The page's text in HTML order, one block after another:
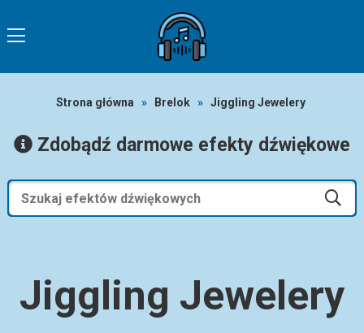
Strona główna » Brelok » Jiggling Jewelery
Zdobądź darmowe efekty dźwiękowe
Jiggling Jewelery